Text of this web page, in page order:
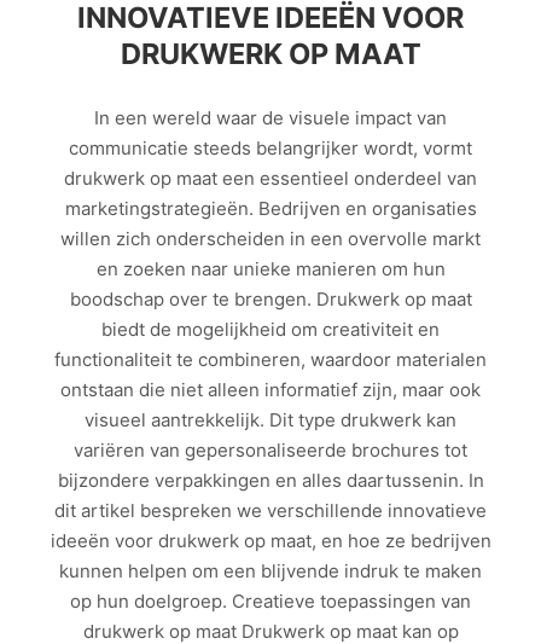
INNOVATIEVE IDEEËN VOOR
DRUKWERK OP MAAT
In een wereld waar de visuele impact van
communicatie steeds belangrijker wordt, vormt
drukwerk op maat een essentieel onderdeel van
marketingstrategieën. Bedrijven en organisaties
willen zich onderscheiden in een overvolle markt
en zoeken naar unieke manieren om hun
boodschap over te brengen. Drukwerk op maat
biedt de mogelijkheid om creativiteit en
functionaliteit te combineren, waardoor materialen
ontstaan die niet alleen informatief zijn, maar ook
visueel aantrekkelijk. Dit type drukwerk kan
variëren van gepersonaliseerde brochures tot
bijzondere verpakkingen en alles daartussenin. In
dit artikel bespreken we verschillende innovatieve
ideeën voor drukwerk op maat, en hoe ze bedrijven
kunnen helpen om een blijvende indruk te maken
op hun doelgroep. Creatieve toepassingen van
drukwerk op maat Drukwerk op maat kan op